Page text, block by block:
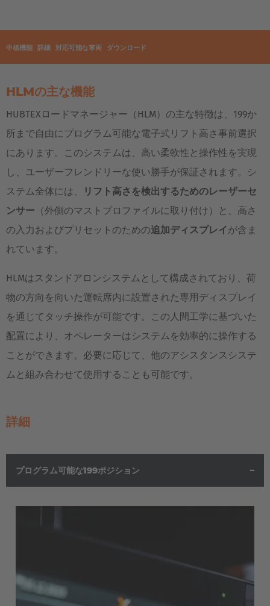
EUROPE
Belgium
Nederlands Français Deutsch
Česká republika
Cesko
Deutschland
Deutsch
España
Español
France
Italia
Italiano
Nederlands
中核機能 詳細 対応可能な車両 ダウンロード
HLMの主な機能
HUBTEXロードマネージャー（HLM）の主な特徴は、199か
所まで自由にプログラム可能な電子式リフト高さ事前選択
にあります。このシステムは、高い柔軟性と操作性を実現
し、ユーザーフレンドリーな使い勝手が保証されます。シ
ステム全体には、
リフト高さを検出するためのレーザーセ
ンサー （外側のマストプロファイルに取り付け）と、高さ
の入力およびプリセットのための追加ディスプレイが含ま
れています。
HLMはスタンドアロンシステムとして構成されており、荷
物の方向を向いた運転席内に設置された専用ディスプレイ
を通じてタッチ操作が可能です。この人間工学に基づいた
配置により、オペレーターはシステムを効率的に操作する
ことができます。必要に応じて、他のアシスタンスシステ
ムと組み合わせて使用することも可能です。
詳細
プログラム可能な199ポジション